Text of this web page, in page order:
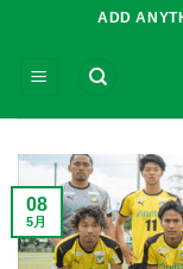
content
ADD
08
5月